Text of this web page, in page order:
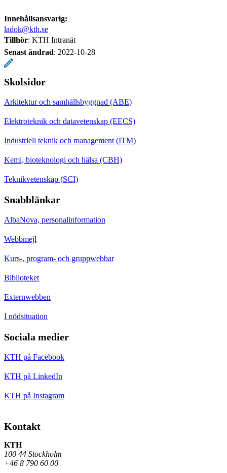
Innehållsansvarig:
ladok@kth.se
Tillhör: KTH Intranät
Senast ändrad: 2022-10-28
Skolsidor
Arkitektur och samhällsbyggnad (ABE)
Elektroteknik och datavetenskap (EECS)
Industriell teknik och management (ITM)
Kemi, bioteknologi och hälsa (CBH)
Teknikvetenskap (SCI)
Snabblänkar
AlbaNova, personalinformation
Webbmejl
Kurs-, program- och gruppwebbar
Biblioteket
Externwebben
I nödsituation
Sociala medier
KTH på Facebook
KTH på LinkedIn
KTH på Instagram
Kontakt
KTH
100 44 Stockholm
+46 8 790 60 00